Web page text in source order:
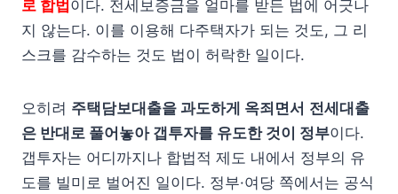
로 합법 이다. 전세보증금을 얼마를 받든 법에 어긋나
지 않는다. 이를 이용해 다주택자가 되는 것도, 그 리
스크를 감수하는 것도 법이 허락한 일이다.
오히려 주택담보대출을 과도하게 옥죄면서 전세대출
은 반대로 풀어놓아 갭투자를 유도한 것이 정부이다.
갭투자는 어디까지나 합법적 제도 내에서 정부의 유
도를 빌미로 벌어진 일이다. 정부·여당 쪽에서는 공식